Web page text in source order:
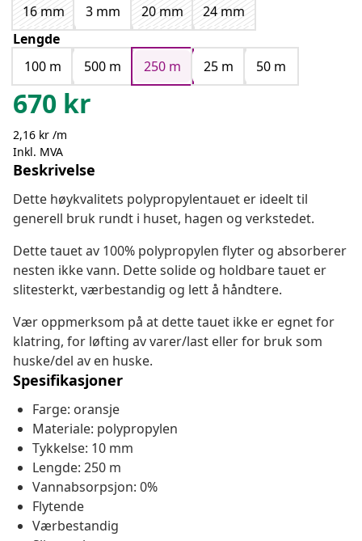
16 mm
3 mm 20 mm
24 mm
Lengde
100 m
500 m 250 m 25 m 50 m
670 kr
2,16 kr /m
Inkl. MVA
Beskrivelse
Dette høykvalitets polypropylentauet er ideelt til
generell bruk rundt i huset, hagen og verkstedet.
Dette tauet av 100% polypropylen flyter og absorberer
nesten ikke vann. Dette solide og holdbare tauet er
slitesterkt, værbestandig og lett å håndtere.
Vær oppmerksom på at dette tauet ikke er egnet for
klatring, for løfting av varer/last eller for bruk som
huske/del av en huske.
Spesifikasjoner
Farge: oransje
Materiale: polypropylen
Tykkelse: 10 mm
Lengde: 250 m
Vannabsorpsjon: 0%
Flytende
Værbestandig